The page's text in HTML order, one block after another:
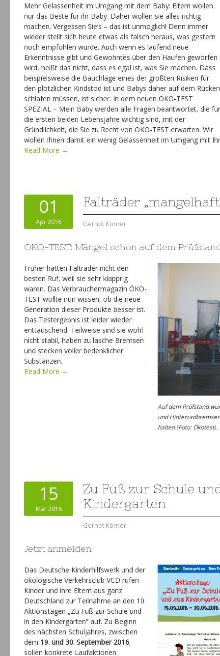
Mehr Gelassenheit im Umgang mit dem Baby: Eltern wollen
nur das Beste für ihr Baby. Daher wollen sie alles richtig
machen. Vergessen Sie’s – das ist unmöglich! Denn immer
wieder stellt sich heute etwas als falsch heraus, was gestern
noch empfohlen wurde. Auch wenn es laufend neue
Erkenntnisse gibt und Gewohntes über den Haufen geworfen
wird, heißt das nicht, dass es egal ist, was Sie machen. Dass
beispielsweise die Bauchlage eines der größten Risiken für
den plötzlichen Kindstod ist und Babys daher auf dem Rücken
schlafen müssen, ist sicher. In dem neuen ÖKO-TEST
SPEZIAL – Mein Baby werden alle Fragen beantwortet, die für
die ersten beiden Lebensjahre wichtig sind, mit der
Gründlichkeit, die Sie zu Recht von ÖKO-TEST erwarten. Wir
wollen Ihnen damit ein wenig Gelassenheit im Umgang mit
Read More →
01
Apr 2016
Falträder
Gernot Körner
ÖKO-TEST: Mängel schon auf dem
Auf dem Prüfstand
und
halten (Foto: Ökotest).
Früher hatten Falträder nicht den
besten Ruf, weil sie sehr klapprig
waren. Das Verbrauchermagazin ÖKO-
TEST wollte nun wissen, ob die neue
Generation dieser Produkte besser ist.
Das Testergebnis ist leider wieder
enttäuschend: Teilweise sind sie wohl
nicht stabil, haben zu lasche Bremsen
und stecken voller bedenklicher
Substanzen.
Read More →
15
Mar 2016
Zu Fuß zur Schule
Kindergarten
Gernot Körner
Jetzt anmelden
Das Deutsche Kinderhilfswerk und der
ökologische Verkehrsclub VCD rufen
Kinder und ihre Eltern aus ganz
Deutschland zur Teilnahme an den 10.
Aktionstagen „Zu Fuß zur Schule und
in den Kindergarten“ auf. Zu Beginn
des nächsten Schuljahres, zwischen
dem 19. und 30. September 2016,
sollen konkrete Laufaktionen